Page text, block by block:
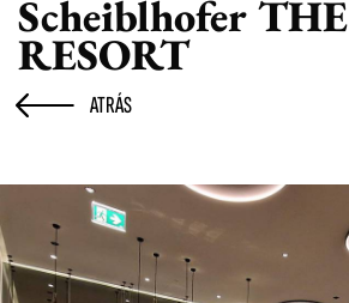
ATRÁS
Scheiblhofer THE
RESORT